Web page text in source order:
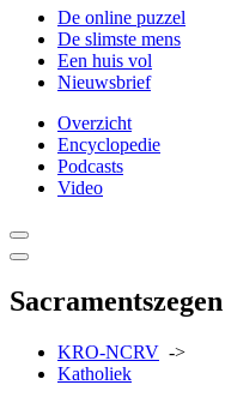
De online puzzel
De slimste mens
Een huis vol
Nieuwsbrief
Overzicht
Encyclopedie
Podcasts
Video
KRO-NCRV ->
Katholiek